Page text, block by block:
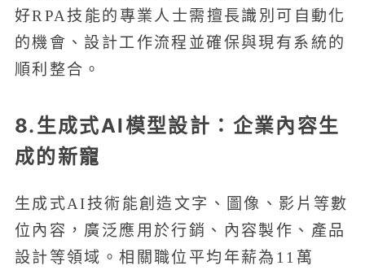
好RPA技能的專業人士需擅長識別可自動化
的機會、設計工作流程並確保與現有系統的
順利整合。
8.生成式AI模型設計：企業內容生
成的新寵
生成式AI技術能創造文字、圖像、影片等數
位內容，廣泛應用於行銷、內容製作、產品
設計等領域。相關職位平均年薪為11萬